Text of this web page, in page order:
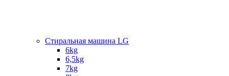
Стиральная машина LG
6kg
6,5kg
7kg